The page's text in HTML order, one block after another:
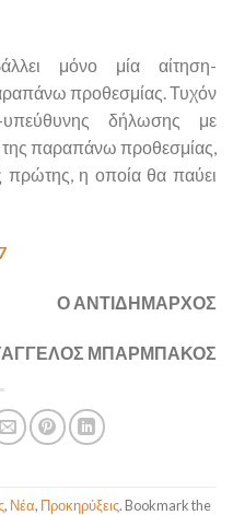
μόνο μία αίτηση-
προθεσμίας. Τυχόν
υπεύθυνης δήλωσης με
της παραπάνω προθεσμίας,
πρώτης, η οποία θα παύει
Ο ΑΝΤΙΔΗΜΑΡΧΟΣ
ΜΠΑΡΜΠΑΚΟΣ
, Νέα, Προκηρύξεις. Bookmark the